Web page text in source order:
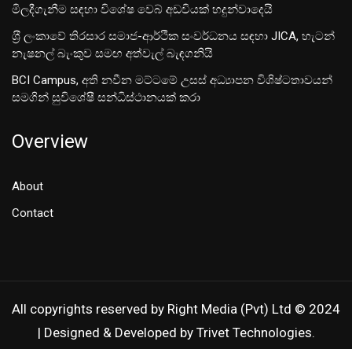
මිලදීගැනීම සඳහා විශේෂ වෙබ් අඩවියක් හදුන්වාදෙයි
ශ‍්‍රී ලංකාවේ තිරසාර සමාජ-ආර්ථික සංවර්ධනය සඳහා JICA, හැටන්
නැෂනල් බැංකුව සමඟ අත්වැල් බැඳගනියි
BCI Campus, අති නවීන මට්ටමේ උසස් අධ්‍යාපන විශිෂ්ටතාවයන්
සමගින් සුවිශේෂී සන්ධිස්ථානයක් කරා
Overview
About
Contact
All copyrights reserved by Right Media (Pvt) Ltd © 2024
| Designed & Developed by Trivet Technologies.